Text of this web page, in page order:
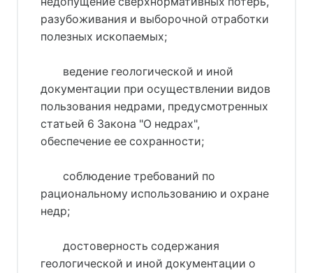
разубоживания и выборочной отработки
полезных ископаемых;
ведение геологической и иной
документации при осуществлении видов
пользования недрами, предусмотренных
статьей 6 Закона "О недрах",
обеспечение ее сохранности;
соблюдение требований по
рациональному использованию и охране
недр;
достоверность содержания
геологической и иной документации о